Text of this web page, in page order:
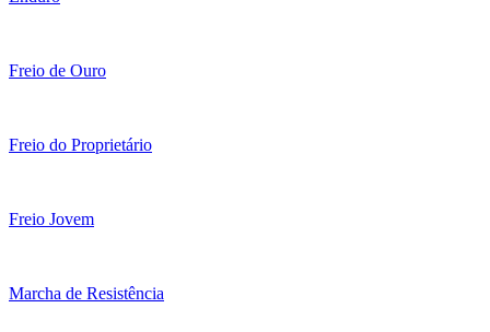
Freio de Ouro
Freio do Proprietário
Freio Jovem
Marcha de Resistência